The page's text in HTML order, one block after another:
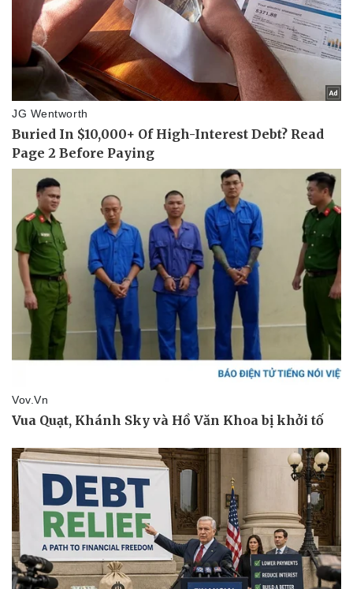
Thể thao
Bóng đá
Lịch thi đấu bóng đá
Thế giới thể thao
eSports
Hậu trường
Ô tô - Xe máy
Ô tô
Xe máy
Tư vấn